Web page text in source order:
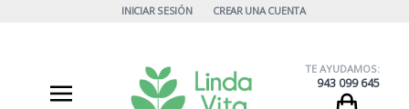
INICIAR SESIÓN CREAR UNA CUENTA
TE AYUDAMOS:
943 099 645